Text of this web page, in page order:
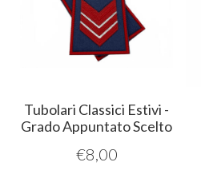
Tubolari Classici Estivi -
Grado Appuntato Scelto
€8,00